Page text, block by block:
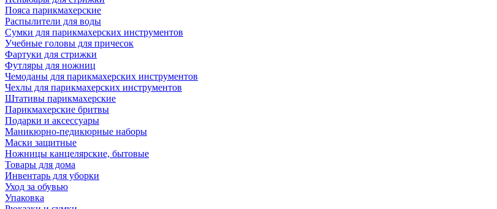
Пояса парикмахерские
Распылители для воды
Сумки для парикмахерских инструментов
Учебные головы для причесок
Фартуки для стрижки
Футляры для ножниц
Чемоданы для парикмахерских инструментов
Чехлы для парикмахерских инструментов
Штативы парикмахерские
Парикмахерские бритвы
Подарки и аксессуары
Маникюрно-педикюрные наборы
Маски защитные
Ножницы канцелярские, бытовые
Товары для дома
Инвентарь для уборки
Уход за обувью
Упаковка